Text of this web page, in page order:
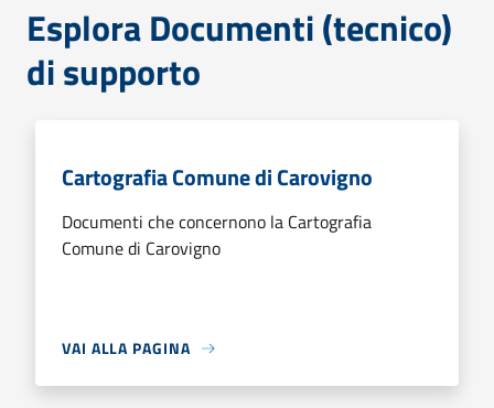
Esplora Documenti (tecnico)
di supporto
Cartografia Comune di Carovigno
Documenti che concernono la Cartografia
Comune di Carovigno
VAI ALLA PAGINA